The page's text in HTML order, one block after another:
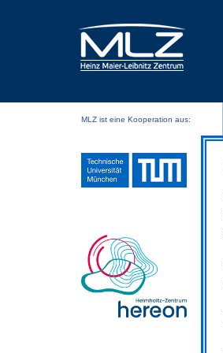
MLZ ist eine Kooperation aus: